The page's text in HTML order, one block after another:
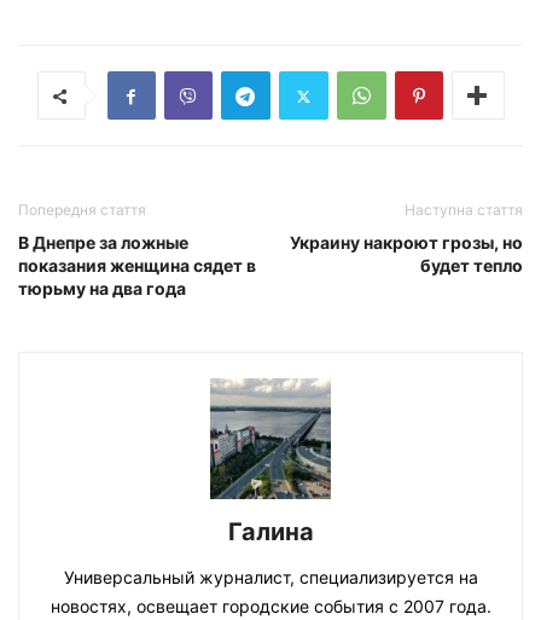
Попередня стаття
В Днепре за ложные
показания женщина сядет в
тюрьму на два года
Наступна стаття
Украину накроют грозы, но
будет тепло
Галина
Универсальный журналист, специализируется на
новостях, освещает городские события с 2007 года.